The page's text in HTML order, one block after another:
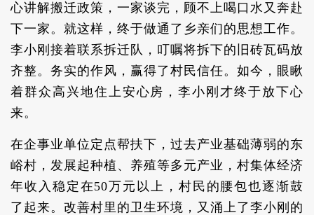
心讲解搬迁政策，一家谈完，顾不上喝口水又奔赴
下一家。就这样，终于做通了乡亲们的思想工作。
李小刚接着联系拆迁队，叮嘱将拆下的旧砖瓦码放
齐整。务实的作风，赢得了村民信任。如今，眼瞅
着群众高兴地住上安心房，李小刚才终于放下心
来。
在企事业单位定点帮扶下，过去产业基础薄弱的东
峪村，发展起种植、养殖等多元产业，村集体经济
年收入稳定在50万元以上，村民的腰包也逐渐鼓
了起来。改善村里的卫生环境，又涌上了李小刚的